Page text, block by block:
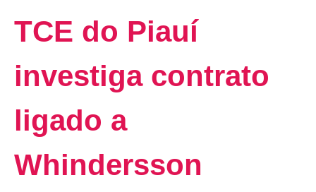
TCE do Piauí
investiga contrato
ligado a
Whindersson